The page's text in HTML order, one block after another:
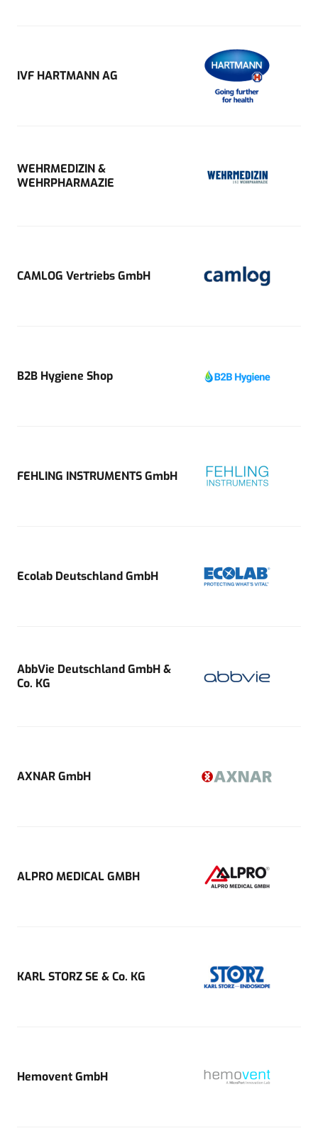
IVF HARTMANN AG
WEHRMEDIZIN &
WEHRPHARMAZIE
CAMLOG Vertriebs GmbH
B2B Hygiene Shop
FEHLING INSTRUMENTS GmbH
Ecolab Deutschland GmbH
AbbVie Deutschland GmbH &
Co. KG
AXNAR GmbH
ALPRO MEDICAL GMBH
KARL STORZ SE & Co. KG
Hemovent GmbH